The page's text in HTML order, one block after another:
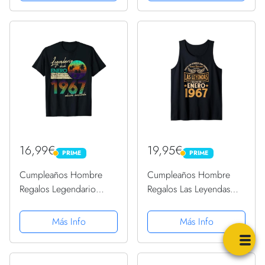
regalo, regalo Para la
Cuaderno De Notas,
16,99€ PRIME
PRIME
Cumpleaños Hombre
Regalos Legendario
CamisetaMás Info
19,95€ PRIME
PRIME
Cumpleaños Hombre
Regalos Las Leyendas
Mangas
Más Info